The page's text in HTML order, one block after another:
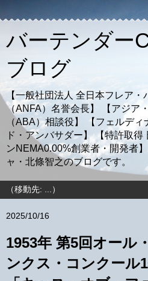
バーテンダー
ブログ
【一般社団法人 全日本フレア
（ANFA）名誉会長】 【アジア
（ABA）相談役】 【フェルデ
ド・アンバサダー】 【特許取
ンNEMA0.00%創業者・開発者
ャ・北條智之のブログです。
2025/10/16
1953年 第5回オール
ンクス・コンクール